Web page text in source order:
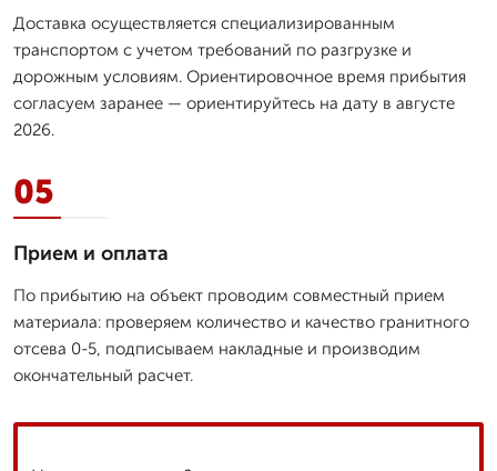
Доставка осуществляется специализированным
транспортом с учетом требований по разгрузке и
дорожным условиям. Ориентировочное время прибытия
согласуем заранее — ориентируйтесь на дату в августе
2026.
05
Прием и оплата
По прибытию на объект проводим совместный прием
материала: проверяем количество и качество гранитного
отсева 0-5, подписываем накладные и производим
окончательный расчет.